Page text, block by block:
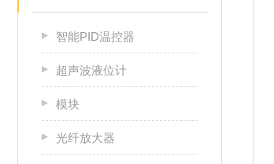
智能PID温控器
超声波液位计
模块
光纤放大器